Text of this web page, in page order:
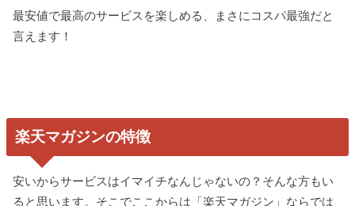
最安値で最高のサービスを楽しめる、まさにコスパ最強だと
言えます！
楽天マガジンの特徴
安いからサービスはイマイチなんじゃないの？そんな方もい
ると思います。そこでここからは「楽天マガジン」ならでは